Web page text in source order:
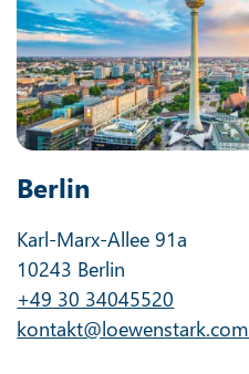
Berlin
Karl-Marx-Allee 91a
10243 Berlin
+49 30 34045520
kontakt@loewenstark.com